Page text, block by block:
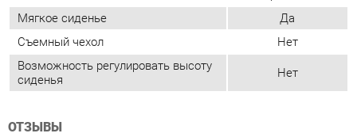
ОТЗЫВЫ
Пока нет отзывов, поделитесь первым своим мнением.
ДОБАВИТЬ ОТЗЫВ